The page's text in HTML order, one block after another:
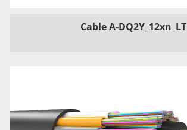
Cable A-DQ2Y_12xn_LT